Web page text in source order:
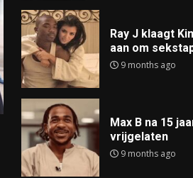
Ray J klaagt
aan om
9 months ago
Max B na 15
vrijgelaten
9 months ago